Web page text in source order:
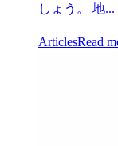
しょう。 地...
ArticlesRead